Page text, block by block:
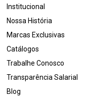
Institucional
Nossa História
Marcas Exclusivas
Catálogos
Trabalhe Conosco
Transparência Salarial
Blog